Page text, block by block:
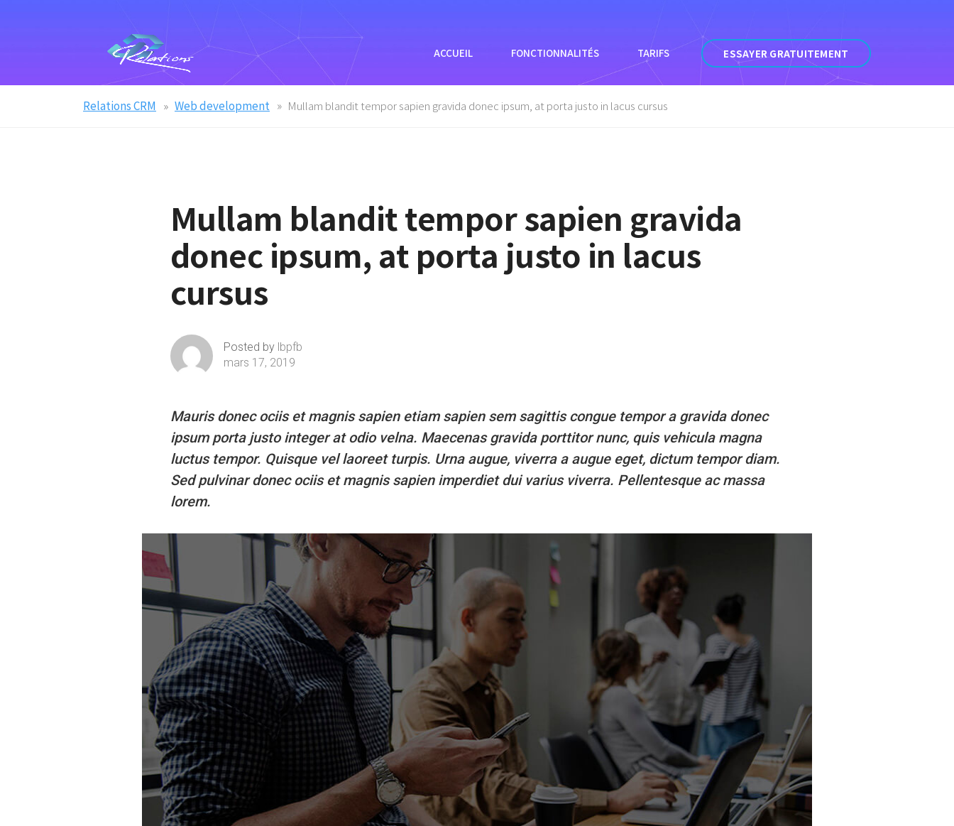
ACCUEIL FONCTIONNALITÉS TARIFS ESSAYER GRATUITEMENT
Relations CRM Web development Mullam blandit tempor sapien gravida donec ipsum, at porta justo in lacus cursus
Mullam blandit tempor sapien gravida
donec ipsum, at porta justo in lacus
cursus
Posted by lbpfb
mars 17, 2019
Mauris donec ociis et magnis sapien etiam sapien sem sagittis congue tempor a gravida donec
ipsum porta justo integer at odio velna. Maecenas gravida porttitor nunc, quis vehicula magna
luctus tempor. Quisque vel laoreet turpis. Urna augue, viverra a augue eget, dictum tempor diam.
Sed pulvinar donec ociis et magnis sapien imperdiet dui varius viverra. Pellentesque ac massa
lorem.